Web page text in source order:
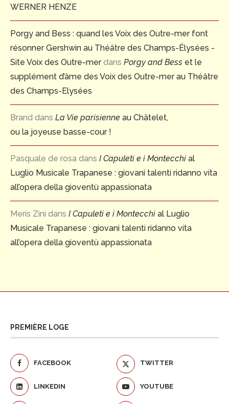
WERNER HENZE
Porgy and Bess : quand les Voix des Outre-mer font
résonner Gershwin au Théâtre des Champs-Élysées -
Site Voix des Outre-merdans Porgy and Bess et le
supplément d’âme des Voix des Outre-mer au Théâtre
des Champs-Elysées
Brand dans La Vie parisienne au Châtelet,
ou la joyeuse basse-cour !
Pasquale de rosa dans I Capuleti e i Montecchi al
Luglio Musicale Trapanese : giovani talenti ridanno vita
all’opera della gioventù appassionata
Meris Zini dans I Capuleti e i Montecchi al Luglio
Musicale Trapanese : giovani talenti ridanno vita
all’opera della gioventù appassionata
PREMIÈRE LOGE
FACEBOOK TWITTER
LINKEDIN YOUTUBE